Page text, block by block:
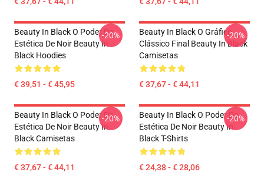
Beauty In Black O Poder Da
Estética De Noir Beauty In
Black Hoodies
€ 39,51 - € 45,95
-20%
Beauty In Black O Gráfico
Clássico Final Beauty In Black
Camisetas
€ 37,67 - € 44,11
-20%
Beauty In Black O Poder Da
Estética De Noir Beauty In
Black Camisetas
€ 37,67 - € 44,11
-20%
Beauty In Black O Poder Da
Estética De Noir Beauty In
Black T-Shirts
€ 24,38 - € 28,06
-20%